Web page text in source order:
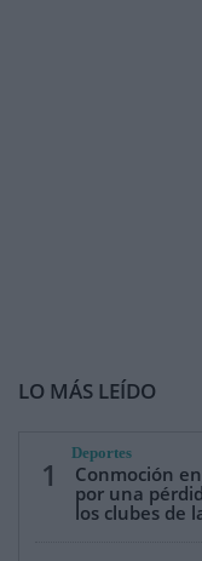
LO MÁS LEÍDO
1
Deportes
Conmoción
por una
los clubes de